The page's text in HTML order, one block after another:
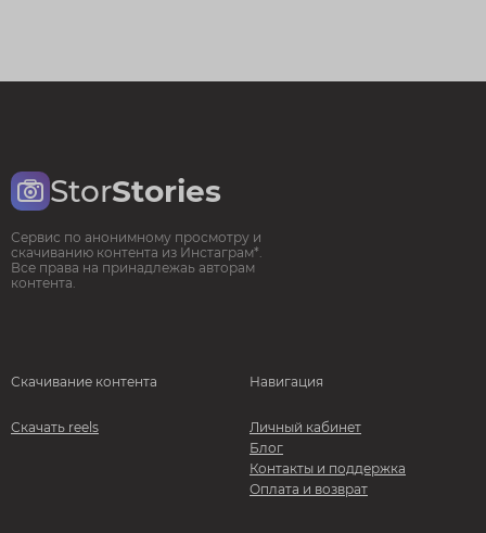
StorStories
Сервис по анонимному просмотру и
скачиванию контента из Инстаграм*.
Все права на принадлежаь авторам
контента.
Скачивание контента
Скачать reels
Навигация
Личный кабинет
Блог
Контакты и поддержка
Оплата и возврат